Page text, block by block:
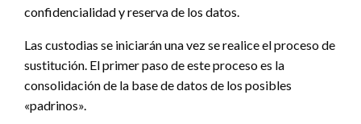
confidencialidad y reserva de los datos.
Las custodias se iniciarán una vez se realice el proceso de
sustitución. El primer paso de este proceso es la
consolidación de la base de datos de los posibles
«padrinos».